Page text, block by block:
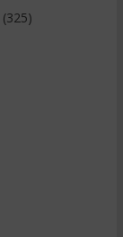
(325)